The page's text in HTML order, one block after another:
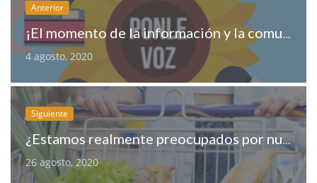
Anterior
¡El momento de la información y la comunicación agroalimentaria!
4 agosto, 2020
Siguiente
¿Estamos realmente preocupados por nuestra alimentación?
26 agosto, 2020